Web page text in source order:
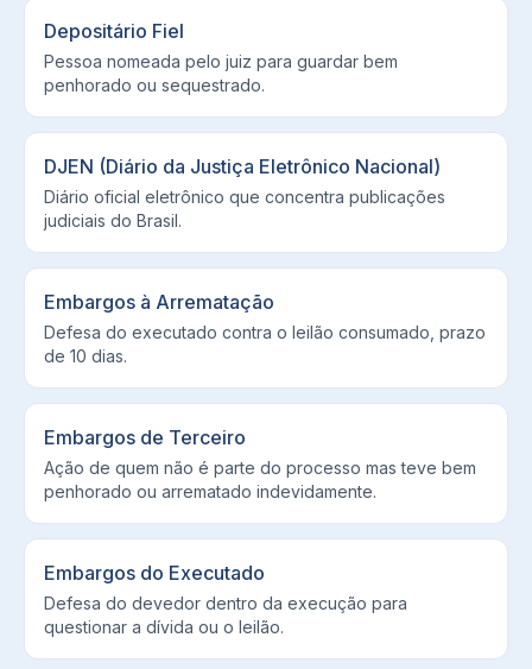
Depositário Fiel
Pessoa nomeada pelo juiz para guardar bem
penhorado ou sequestrado.
DJEN (Diário da Justiça Eletrônico Nacional)
Diário oficial eletrônico que concentra publicações
judiciais do Brasil.
Embargos à Arrematação
Defesa do executado contra o leilão consumado, prazo
de 10 dias.
Embargos de Terceiro
Ação de quem não é parte do processo mas teve bem
penhorado ou arrematado indevidamente.
Embargos do Executado
Defesa do devedor dentro da execução para
questionar a dívida ou o leilão.